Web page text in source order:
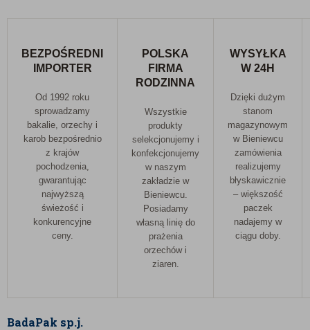
BEZPOŚREDNI
IMPORTER
Od 1992 roku
sprowadzamy
bakalie, orzechy i
karob bezpośrednio
z krajów
pochodzenia,
gwarantując
najwyższą
świeżość i
konkurencyjne
ceny.
POLSKA
FIRMA
RODZINNA
Wszystkie
produkty
selekcjonujemy i
konfekcjonujemy
w naszym
zakładzie w
Bieniewcu.
Posiadamy
własną linię do
prażenia
orzechów i
ziaren.
WYSYŁKA
W 24H
Dzięki dużym
stanom
magazynowym
w Bieniewcu
zamówienia
realizujemy
błyskawicznie
– większość
paczek
nadajemy w
ciągu doby.
BadaPak sp.j.